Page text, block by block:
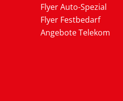
Flyer Auto-Spezial
Flyer Festbedarf
Angebote Telekom